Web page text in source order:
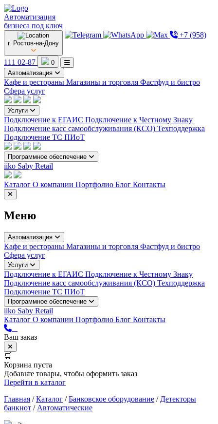
Автоматизация
бизнеса под ключ
г. Ростов-на-Дону
+7 (958)
111 02-87
0
Автоматизация
Кафе и рестораны Магазины и торговля Фастфуд и бистро
Сфера услуг
Услуги
Подключение к ЕГАИС Подключение к Честному Знаку
Подключение касс самообслуживания (КСО) Техподдержка
Подключение ТС ПИоТ
Программное обеспечение
iiko Saby Retail
Каталог О компании Портфолио Блог Контакты
Меню
Автоматизация
Кафе и рестораны Магазины и торговля Фастфуд и бистро
Сфера услуг
Услуги
Подключение к ЕГАИС Подключение к Честному Знаку
Подключение касс самообслуживания (КСО) Техподдержка
Подключение ТС ПИоТ
Программное обеспечение
iiko Saby Retail
Каталог О компании Портфолио Блог Контакты
Ваш заказ
🛒
Корзина пуста
Добавьте товары, чтобы оформить заказ
Перейти в каталог
Главная /Каталог /Банковское оборудование / Детекторы
банкнот / Автоматические